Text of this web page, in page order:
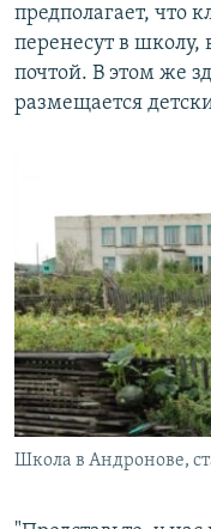
предполагает, что
перенесут в
почтой. В этом же
размещается
Школа в Андронове,